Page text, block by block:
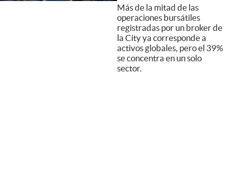
Más de la mitad de las
operaciones bursátiles
registradas por un broker de
la City ya corresponde a
activos globales, pero el 39%
se concentra en un solo
sector.